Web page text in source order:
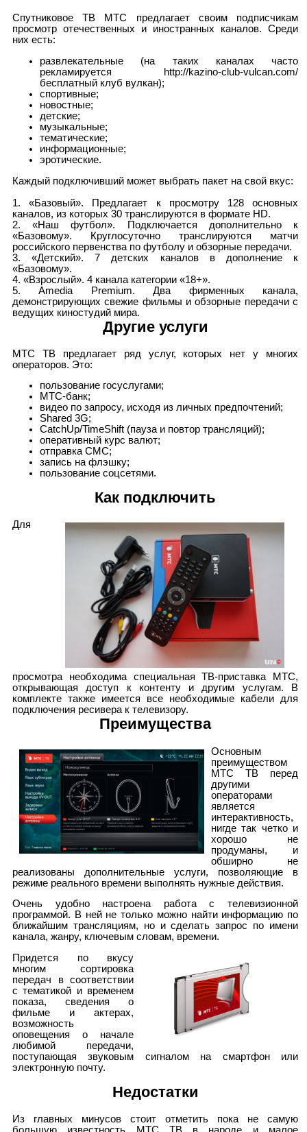
Спутниковое ТВ МТС предлагает своим подписчикам
просмотр отечественных и иностранных каналов. Среди
них есть:
развлекательные (на таких каналах часто
рекламируется http://kazino-club-vulcan.com/
бесплатный клуб вулкан);
спортивные;
новостные;
детские;
музыкальные;
тематические;
информационные;
эротические.
Каждый подключивший может выбрать пакет на свой вкус:
1. «Базовый». Предлагает к просмотру 128 основных
каналов, из которых 30 транслируются в формате HD.
2. «Наш футбол». Подключается дополнительно к
«Базовому». Круглосуточно транслируются матчи
российского первенства по футболу и обзорные передачи.
3. «Детский». 7 детских каналов в дополнение к
«Базовому».
4. «Взрослый». 4 канала категории «18+».
5. Amedia Premium. Два фирменных канала,
демонстрирующих свежие фильмы и обзорные передачи с
ведущих киностудий мира.
Другие услуги
МТС ТВ предлагает ряд услуг, которых нет у многих
операторов. Это:
пользование госуслугами;
МТС-банк;
видео по запросу, исходя из личных предпочтений;
Shared 3G;
CatchUp/TimеShift (пауза и повтор трансляций);
оперативный курс валют;
отправка СМС;
запись на флэшку;
пользование соцсетями.
Как подключить
Для
просмотра необходима специальная ТВ-приставка МТС,
открывающая доступ к контенту и другим услугам. В
комплекте также имеется все необходимые кабели для
подключения ресивера к телевизору.
Преимущества
Основным
преимуществом
МТС ТВ перед
другими
операторами
является
интерактивность,
нигде так четко и
хорошо не
продуманы, и
обширно не
реализованы дополнительные услуги, позволяющие в
режиме реального времени выполнять нужные действия.
Очень удобно настроена работа с телевизионной
программой. В ней не только можно найти информацию по
ближайшим трансляциям, но и сделать запрос по имени
канала, жанру, ключевым словам, времени.
Придется по вкусу
многим сортировка
передач в соответствии
с тематикой и временем
показа, сведения о
фильме и актерах,
возможность
оповещения о начале
любимой передачи,
поступающая звуковым сигналом на смартфон или
электронную почту.
Недостатки
Из главных минусов стоит отметить пока не самую